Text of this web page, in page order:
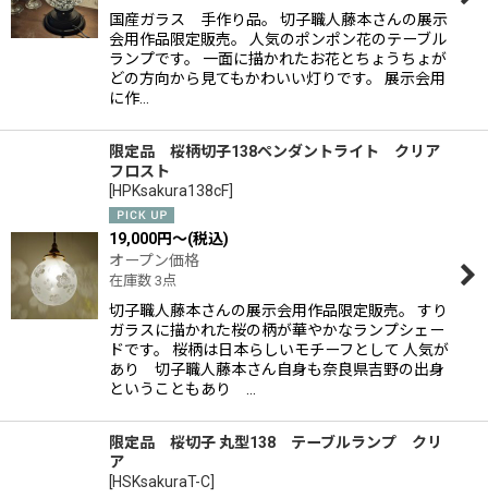
国産ガラス 手作り品。 切子職人藤本さんの展示
会用作品限定販売。 人気のポンポン花のテーブル
ランプです。 一面に描かれたお花とちょうちょが
どの方向から見てもかわいい灯りです。 展示会用
に作…
限定品 桜柄切子138ペンダントライト クリア
フロスト
[HPKsakura138cF
19,000円～(税込)
オープン価格
在庫数 3点
切子職人藤本さんの展示会用作品限定販売。 すり
ガラスに描かれた桜の柄が華やかなランプシェー
ドです。 桜柄は日本らしいモチーフとして 人気が
あり 切子職人藤本さん自身も奈良県吉野の出身
ということもあり …
限定品 桜切子 丸型138 テーブルランプ クリ
ア
[HSKsakuraT-C]